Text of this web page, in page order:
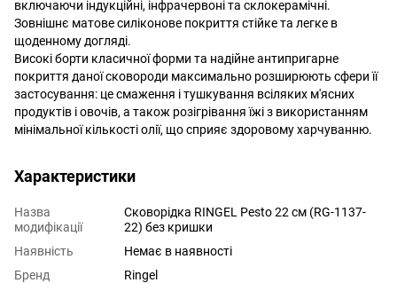
включаючи індукційні, інфрачервоні та склокерамічні.
Зовнішнє матове силіконове покриття стійке та легке в
щоденному догляді.
Високі борти класичної форми та надійне антипригарне
покриття даної сковороди максимально розширюють сфери її
застосування: це смаження і тушкування всіляких м'ясних
продуктів і овочів, а також розігрівання їжі з використанням
мінімальної кількості олії, що сприяє здоровому харчуванню.
Характеристики
Назва
модифікації
Сковорідка RINGEL Pesto 22 см (RG-1137-
22) без кришки
Наявність
Немає в наявності
Бренд
Ringel